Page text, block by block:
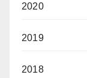
2020
2019
2018